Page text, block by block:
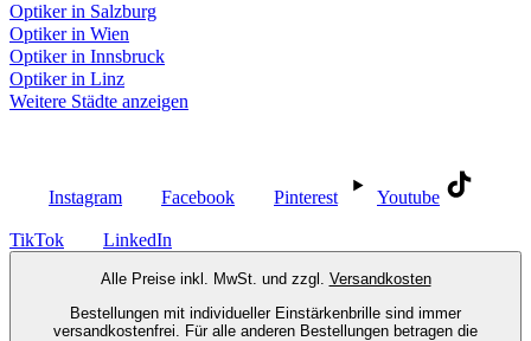
Optiker in Salzburg
Optiker in Wien
Optiker in Innsbruck
Optiker in Linz
Weitere Städte anzeigen
Instagram Facebook Pinterest Youtube
TikTok LinkedIn
Alle Preise inkl. MwSt. und zzgl. Versandkosten
Bestellungen mit individueller Einstärkenbrille sind immer
versandkostenfrei. Für alle anderen Bestellungen betragen die